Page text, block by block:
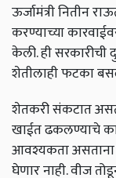
ऊर्जामंत्री नितीन
करण्याच्या
केली. ही सरकारीची
शेतीलाही फटका
शेतकरी संकटात
खाईत ढकलण्याचे
आवश्यकता
घेणार नाही. वीज